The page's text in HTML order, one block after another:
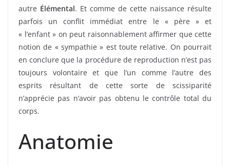
autre Élémental. Et comme de cette naissance résulte
parfois un conflit immédiat entre le « père » et
« l’enfant » on peut raisonnablement affirmer que cette
notion de « sympathie » est toute relative. On pourrait
en conclure que la procédure de reproduction n’est pas
toujours volontaire et que l’un comme l’autre des
esprits résultant de cette sorte de scissiparité
n’apprécie pas n’avoir pas obtenu le contrôle total du
corps.
Anatomie